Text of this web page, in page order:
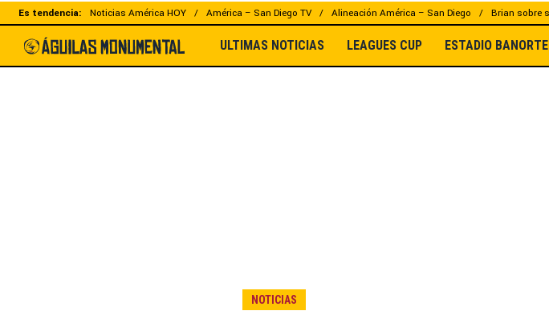
Es tendencia: Noticias América HOY América – San Diego TV Alineación América – San Diego Brian sobre
ULTIMAS NOTICIAS LEAGUES CUP ESTADIO BANORTE
NOTICIAS